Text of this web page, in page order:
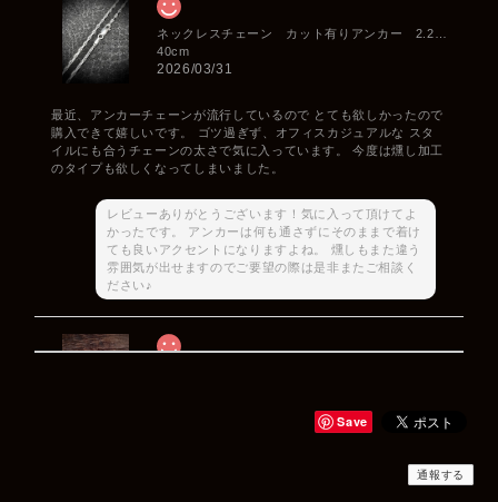
40cm
2026/03/31
最近、アンカーチェーンが流行しているので とても欲しかったので
購入できて嬉しいです。 ゴツ過ぎず、オフィスカジュアルな スタ
イルにも合うチェーンの太さで気に入っています。 今度は燻し加工
のタイプも欲しくなってしまいました。
レビューありがとうございます！気に入って頂けてよ
かったです。 アンカーは何も通さずにそのままで着け
ても良いアクセントになりますよね。 燻しもまた違う
雰囲気が出せますのでご要望の際は是非またご相談く
ださい♪
Save
通報する